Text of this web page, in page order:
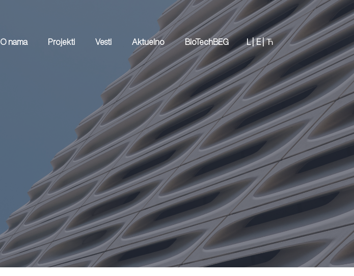
O nama Projekti Vesti Aktuelno BioTechBEG L | E | Ћ